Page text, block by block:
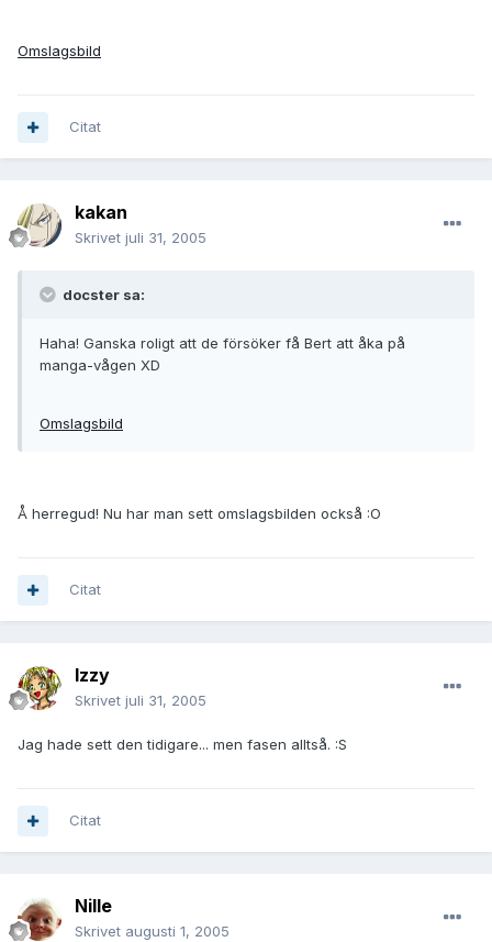
Omslagsbild
Citat
kakan
Skrivet juli 31, 2005
docster sa:
Haha! Ganska roligt att de försöker få Bert att åka på
manga-vågen XD
Omslagsbild
Å herregud! Nu har man sett omslagsbilden också :O
Citat
Izzy
Skrivet juli 31, 2005
Jag hade sett den tidigare... men fasen alltså. :S
Citat
Nille
Skrivet augusti 1, 2005